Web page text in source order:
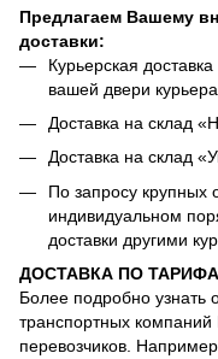
Предлагаем Вашему
доставки:
Курьерская
вашей двери
Доставка на склад
Доставка на склад
По запросу крупных
индивидуальном
доставки другими
ДОСТАВКА ПО
Более подробно узнать
транспортных
перевозчиков.